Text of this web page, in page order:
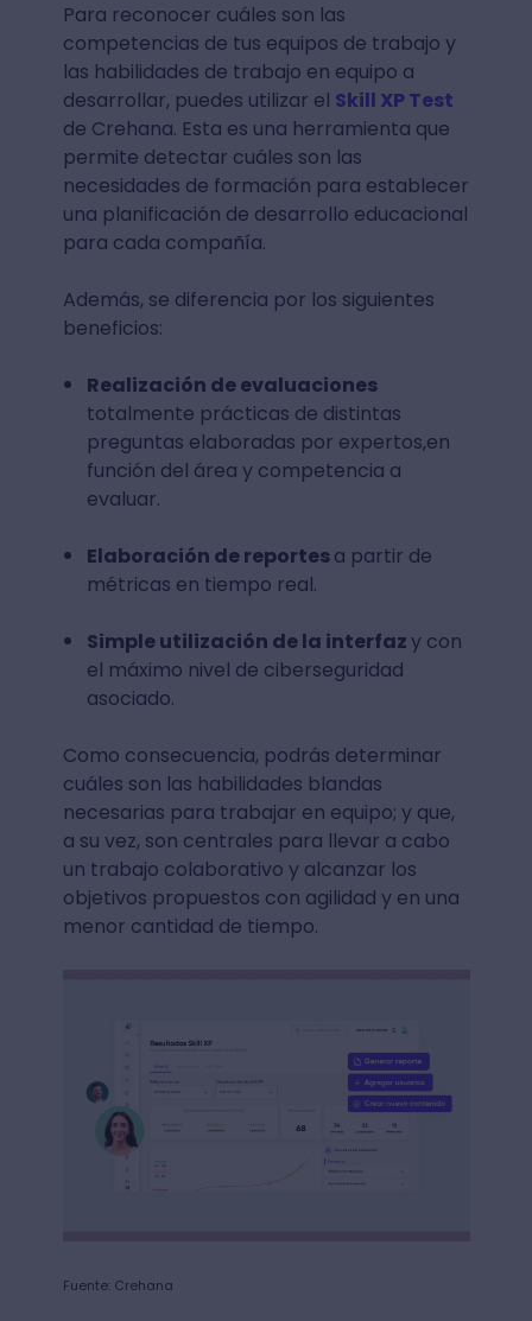
Para reconocer cuáles son las
competencias de tus equipos de trabajo y
las habilidades de trabajo en equipo a
desarrollar, puedes utilizar el Skill XP Test
de Crehana. Esta es una herramienta que
permite detectar cuáles son las
necesidades de formación para establecer
una planificación de desarrollo educacional
para cada compañía.
Además, se diferencia por los siguientes
beneficios:
Realización de evaluaciones
totalmente prácticas de distintas
preguntas elaboradas por expertos,en
función del área y competencia a
evaluar.
Elaboración de reportesa partir de
métricas en tiempo real.
Simple utilización de la interfazy con
el máximo nivel de ciberseguridad
asociado.
Como consecuencia, podrás determinar
cuáles son las habilidades blandas
necesarias para trabajar en equipo; y que,
a su vez, son centrales para llevar a cabo
un trabajo colaborativo y alcanzar los
objetivos propuestos con agilidad y en una
menor cantidad de tiempo.
Fuente: Crehana